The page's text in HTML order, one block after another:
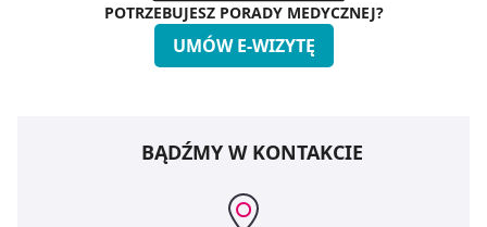
POTRZEBUJESZ PORADY MEDYCZNEJ?
UMÓW E-WIZYTĘ
BĄDŹMY W KONTAKCIE